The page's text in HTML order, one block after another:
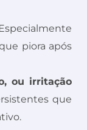
piora após
ou irritação
que